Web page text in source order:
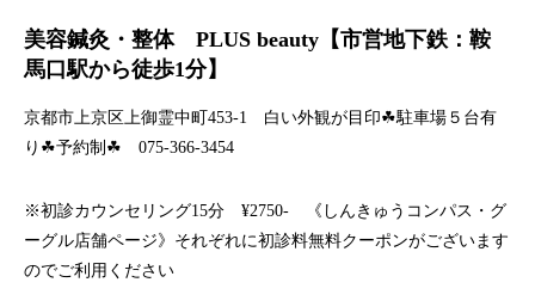
美容鍼灸・整体 PLUS beauty【市営地下鉄：鞍
馬口駅から徒歩1分】
京都市上京区上御霊中町453-1 白い外観が目印☘駐車場５台有
り☘予約制☘ 075-366-3454
※初診カウンセリング15分 ¥2750- 《しんきゅうコンパス・グ
ーグル店舗ページ》それぞれに初診料無料クーポンがございます
のでご利用ください